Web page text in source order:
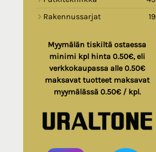
Rakennussarjat
19
Myymälän tiskiltä ostaessa
minimi kpl hinta 0.50€, eli
verkkokaupassa alle 0.50€
maksavat tuotteet maksavat
myymälässä 0.50€ / kpl.